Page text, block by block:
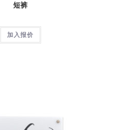
短裤
加入报价